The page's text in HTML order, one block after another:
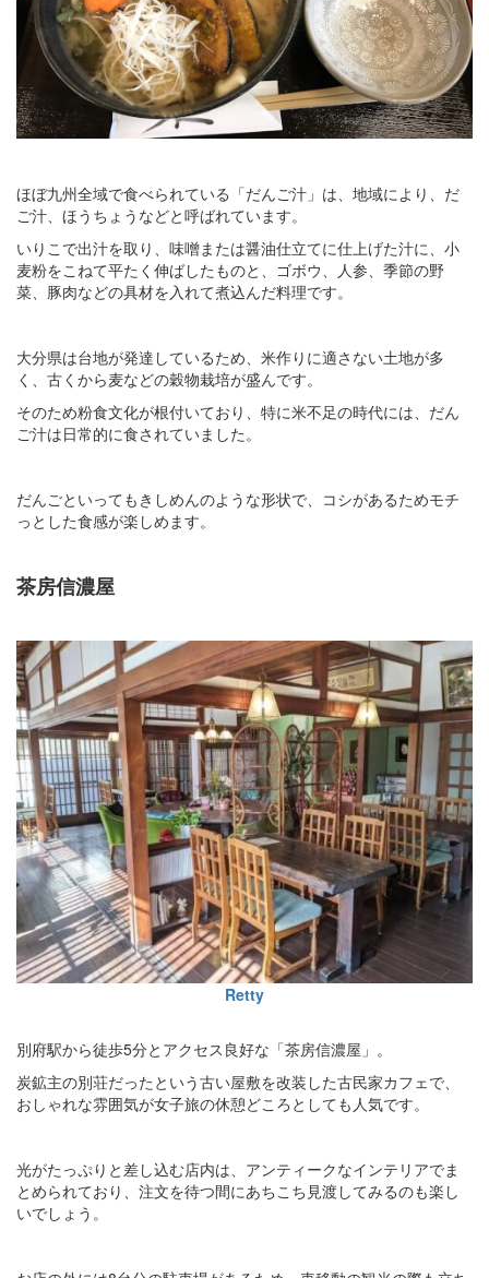
ほぼ九州全域で食べられている「だんご汁」は、地域により、だ
ご汁、ほうちょうなどと呼ばれています。
いりこで出汁を取り、味噌または醤油仕立てに仕上げた汁に、小
麦粉をこねて平たく伸ばしたものと、ゴボウ、人参、季節の野
菜、豚肉などの具材を入れて煮込んだ料理です。
大分県は台地が発達しているため、米作りに適さない土地が多
く、古くから麦などの穀物栽培が盛んです。
そのため粉食文化が根付いており、特に米不足の時代には、だん
ご汁は日常的に食されていました。
だんごといってもきしめんのような形状で、コシがあるためモチ
っとした食感が楽しめます。
茶房信濃屋
Retty
別府駅から徒歩5分とアクセス良好な「茶房信濃屋」。
炭鉱主の別荘だったという古い屋敷を改装した古民家カフェで、
おしゃれな雰囲気が女子旅の休憩どころとしても人気です。
光がたっぷりと差し込む店内は、アンティークなインテリアでま
とめられており、注文を待つ間にあちこち見渡してみるのも楽し
いでしょう。